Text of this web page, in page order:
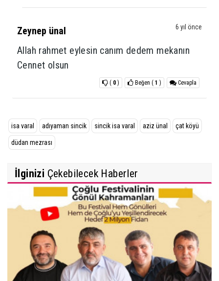
Zeynep ünal 6 yıl önce
Allah rahmet eylesin canım dedem mekanın
Cennet olsun
Cevapla
Beğen ( 1 )
( 0 )
isa varal adıyaman sincik sincik isa varal aziz ünal çat köyü
düdan mezrası
İlginizi Çekebilecek Haberler